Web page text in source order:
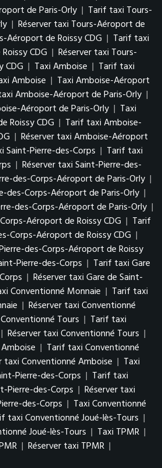
de Paris-Orly | Tarif taxi Tours-
| Réserver taxi Tours-Aéroport de
Aéroport de Roissy CDG | Tarif taxi
CDG | Réserver taxi Tours-
CDG | Taxi Amboise | Tarif taxi
Amboise | Taxi Amboise-Aéroport
Amboise-Aéroport de Paris-Orly |
Aéroport de Paris-Orly | Taxi
Roissy CDG | Tarif taxi Amboise-
| Réserver taxi Amboise-Aéroport
Saint-Pierre-des-Corps | Tarif taxi
| Réserver taxi Saint-Pierre-des-
des-Corps-Aéroport de Paris-Orly |
des-Corps-Aéroport de Paris-Orly |
des-Corps-Aéroport de Paris-Orly |
Aéroport de Roissy CDG | Tarif
Corps-Aéroport de Roissy CDG |
des-Corps-Aéroport de Roissy
Pierre-des-Corps | Tarif taxi Gare
| Réserver taxi Gare de Saint-
Conventionné Monnaie | Tarif taxi
| Réserver taxi Conventionné
Tours | Tarif taxi
| Réserver taxi Conventionné Tours |
| Tarif taxi Conventionné
taxi Conventionné Amboise | Taxi
Pierre-des-Corps | Tarif taxi
Pierre-des-Corps | Réserver taxi
des-Corps | Taxi Conventionné
taxi Conventionné Joué-lès-Tours |
Joué-lès-Tours | Taxi TPMR |
| Réserver taxi TPMR |